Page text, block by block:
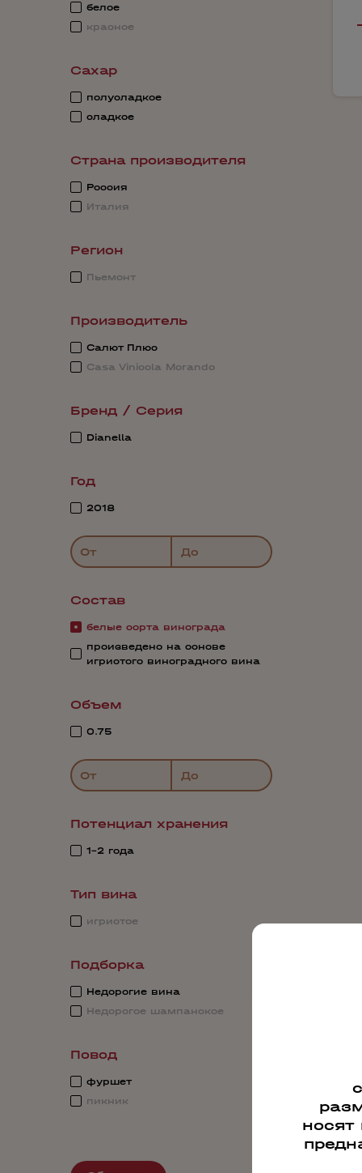
белое
красное
Сахар
полусладкое
сладкое
Страна производителя
Россия
Италия
Регион
Пьемонт
Производитель
Салют Плюс
Casa Vinicola Morando
Бренд / Серия
Dianella
Год
2018
От До
Состав
белые сорта винограда
произведено на основе
игристого виноградного вина
Объем
0.75
От До
Потенциал хранения
1-2 года
Тип вина
игристое
Подборка
Недорогие вина
Недорогое шампанское
Повод
фуршет
пикник